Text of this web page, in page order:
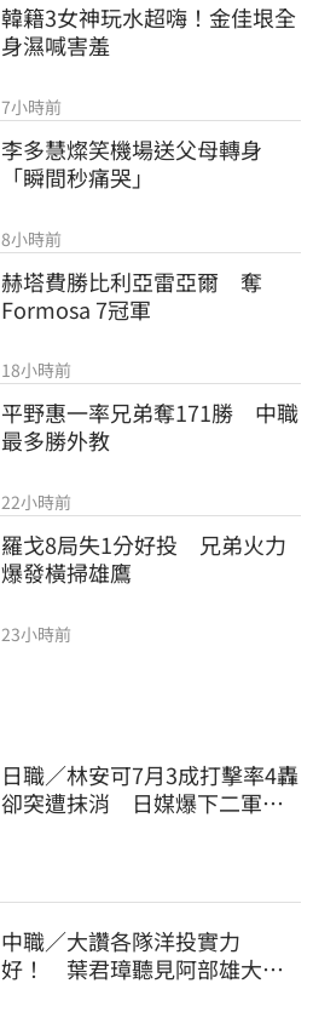
韓籍3女神玩水超嗨！金佳垠全
身濕喊害羞
7小時前
李多慧燦笑機場送父母轉身
「瞬間秒痛哭」
8小時前
赫塔費勝比利亞雷亞爾　奪
Formosa 7冠軍
18小時前
平野惠一率兄弟奪171勝　中職
最多勝外教
22小時前
羅戈8局失1分好投　兄弟火力
爆發橫掃雄鷹
23小時前
日職／林安可7月3成打擊率4轟
卻突遭抹消 日媒爆下二軍背
中職／大讚各隊洋投實力
好！ 葉君璋聽見阿部雄大被